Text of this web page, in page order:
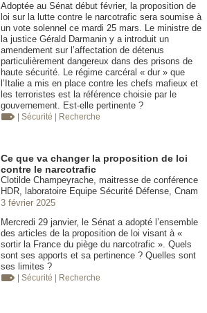
Adoptée au Sénat début février, la proposition de
loi sur la lutte contre le narcotrafic sera soumise à
un vote solennel ce mardi 25 mars. Le ministre de
la justice Gérald Darmanin y a introduit un
amendement sur l’affectation de détenus
particulièrement dangereux dans des prisons de
haute sécurité. Le régime carcéral « dur » que
l’Italie a mis en place contre les chefs mafieux et
les terroristes est la référence choisie par le
gouvernement. Est-elle pertinente ?
| Sécurité | Recherche
Ce que va changer la proposition de loi
contre le narcotrafic
Clotilde Champeyrache, maitresse de conférence
HDR, laboratoire Equipe Sécurité Défense, Cnam
3 février 2025
Mercredi 29 janvier, le Sénat a adopté l’ensemble
des articles de la proposition de loi visant à «
sortir la France du piège du narcotrafic ». Quels
sont ses apports et sa pertinence ? Quelles sont
ses limites ?
| Sécurité | Recherche